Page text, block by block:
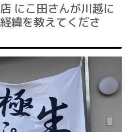
にこ田さんが川越に
緯を教えてくださ